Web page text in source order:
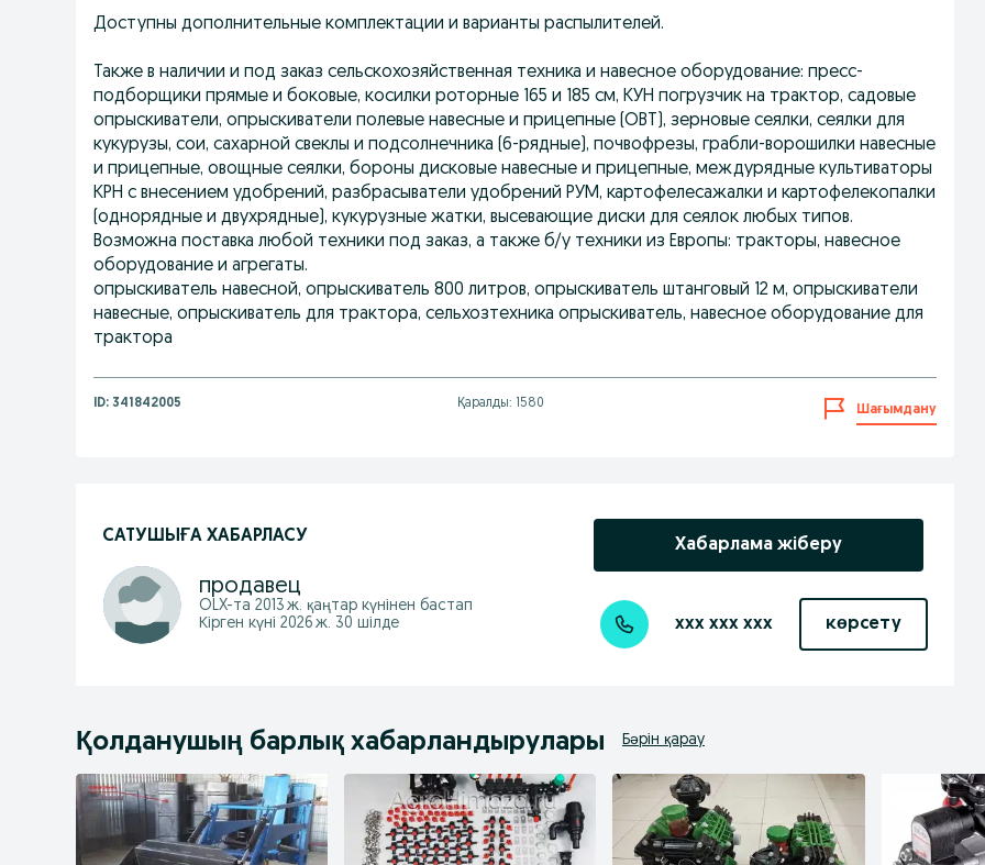
Доступны дополнительные комплектации и варианты распылителей.
Также в наличии и под заказ сельскохозяйственная техника и навесное оборудование: пресс-
подборщики прямые и боковые, косилки роторные 165 и 185 см, КУН погрузчик на трактор, садовые
опрыскиватели, опрыскиватели полевые навесные и прицепные (ОВТ), зерновые сеялки, сеялки для
кукурузы, сои, сахарной свеклы и подсолнечника (6-рядные), почвофрезы, грабли-ворошилки навесные
и прицепные, овощные сеялки, бороны дисковые навесные и прицепные, междурядные культиваторы
КРН с внесением удобрений, разбрасыватели удобрений РУМ, картофелесажалки и картофелекопалки
(однорядные и двухрядные), кукурузные жатки, высевающие диски для сеялок любых типов.
Возможна поставка любой техники под заказ, а также б/у техники из Европы: тракторы, навесное
оборудование и агрегаты.
опрыскиватель навесной, опрыскиватель 800 литров, опрыскиватель штанговый 12 м, опрыскиватели
навесные, опрыскиватель для трактора, сельхозтехника опрыскиватель, навесное оборудование для
трактора
ID: 341842005 Қаралды: 1580 Шағымдану
САТУШЫҒА ХАБАРЛАСУ
продавец
OLX-та 2013 ж. қаңтар күнінен бастап
Кірген күні 2026 ж. 30 шілде
Хабарлама жіберу
xxx xxx xxx көрсету
Қолданушың барлық хабарландырулары Бәрін қарау